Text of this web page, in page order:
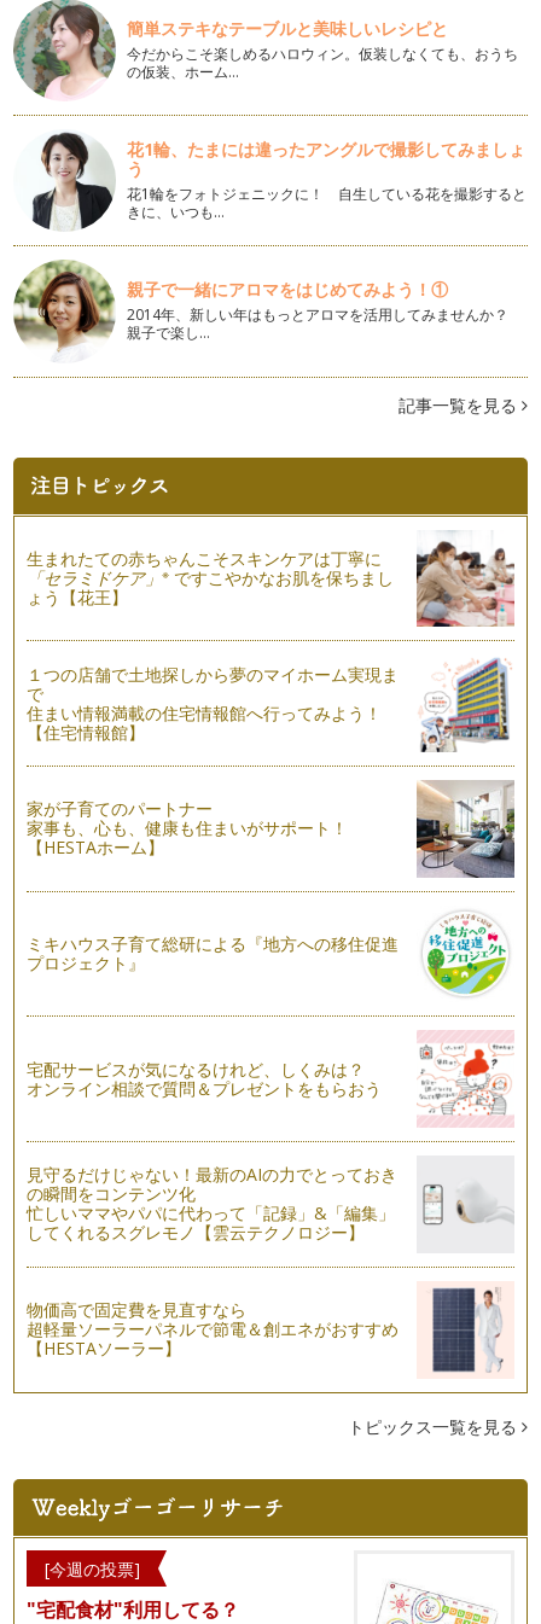
知っている紅茶の産地を挙げて頂くと、最初の方に出てくる人
気の「ダージリン」。おいしい紅茶が…
紅茶の保管方法と賞味期限について
紅茶教室をしていますと紅茶についての様々な質問を頂きま
す。今回は特に多かった紅茶の賞味期限…
桜咲く「SAKURAミルクティー」の作り方
桜のシーズンはワクワクすることが沢山ですね。うちの娘もい
よいよ入園です。そんな新しい季節を…
和菓子によく合う紅茶-ヌワラエリア-
新しい年になり、和風の伝統行事が続きますね。ひな祭りを過
ぎれば、春はもうすぐそこです。今回…
子連れでアフタヌーンティーを楽しむ方法
気分転換に子連れで外出や旅行をしたものの、スケジュール通
ロイヤルミルクティーはたっぷりの牛乳を加えた人気のティー
メニューです。「ロイヤル」という名…
「祁門（キーマン/キーモン）」は中国は上海西部の安徽省に
あり、紅茶の発祥地と言われています…
オレンジペコという名の紅茶がオレンジの味がしない理由
紅茶好きの方に「オレンジペコという紅茶をを飲んだのです
が、名前にオレンジが付いているのに、…
ミルクティーで楽しみたい紅茶「ウバ」
暑い季節には、私たちはのど越し爽やかなアイスティーを存分
に楽しむことができますが、紅茶の季…
輝く色のアイスティーが作れる－キャンディー
今月はアイスティー向きの茶葉選びに迷ったらぜひおすすめし
暑い季節がやって来ます。喉が渇いた時、すぐに飲める紅茶が
あると便利ですよね。また、お客様の…
外出の予定が急にキャンセル。そんな時は自宅でおいしい紅茶
季節のフルーツを使ったおもてなしアレンジティー
紅茶にはティーフードが付き物です。スイーツが主役なら、シ
ンプルなストレートティーやミルクテ…
個性豊かなインドの紅茶の選び方
インドは紅茶の生産量と国内消費が世界第1位の紅茶大国で
す。 長い間、中国産の紅茶が…
パリの中心地では、紅茶専門店やサロン・ド・テ、そしてパテ
ィスリーなどで紅茶を購入したり、飲…
色や味は馴染みがあるのに、意外と知られていない「ディンブ
紅茶をいれるために、ティーポットはとても大切なアイテムで
す。もし無ければ、フタ付の容器、つ…
セイロン紅茶の魅力
紅茶を選ぶ時、「セイロンティー」という言葉を耳にしたこと
はないでしょうか？ セイロンティー…
簡単ステキなテーブルと美味しいレシピと
今だからこそ楽しめるハロウィン。仮装しなくても、おうち
の仮装、ホーム…
花1輪、たまには違ったアングルで撮影してみましょ
う
花1輪をフォトジェニックに！ 自生している花を撮影すると
きに、いつも…
親子で一緒にアロマをはじめてみよう！①
2014年、新しい年はもっとアロマを活用してみませんか？
親子で楽し…
記事一覧を見る
生まれたての赤ちゃんこそスキンケアは丁寧に
「セラミドケア」※ ですこやかなお肌を保ちまし
ょう【花王】
１つの店舗で土地探しから夢のマイホーム実現ま
で
住まい情報満載の住宅情報館へ行ってみよう！
【住宅情報館】
家が子育てのパートナー
家事も、心も、健康も住まいがサポート！
【HESTAホーム】
ミキハウス子育て総研による『地方への移住促進
プロジェクト』
宅配サービスが気になるけれど、しくみは？
オンライン相談で質問＆プレゼントをもらおう
見守るだけじゃない！最新のAIの力でとっておき
の瞬間をコンテンツ化
忙しいママやパパに代わって「記録」&「編集」
してくれるスグレモノ【雲云テクノロジー】
物価高で固定費を見直すなら
超軽量ソーラーパネルで節電＆創エネがおすすめ
【HESTAソーラー】
トピックス一覧を見る
[今週の投票]
"宅配食材"利用してる？